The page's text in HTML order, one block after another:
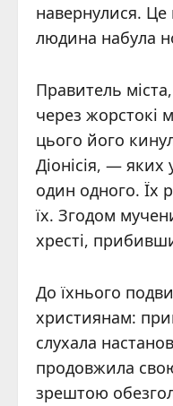
навернулися. Це
людина набула
Правитель
через жорстокі
цього його
Діонісія, — яких
один одного. Їх
їх. Згодом
хресті,
До їхнього
християнам:
слухала
продовжила
зрештою